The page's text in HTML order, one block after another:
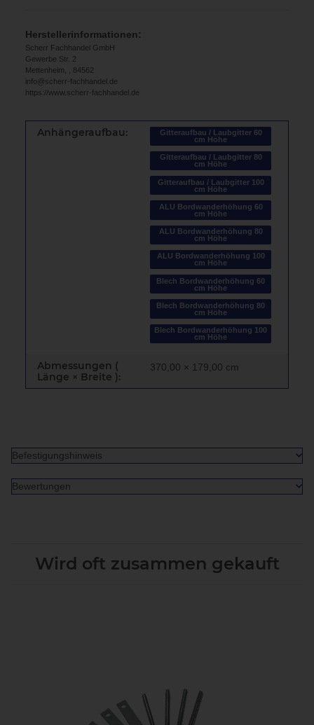
Herstellerinformationen:
Scherr Fachhandel GmbH
Gewerbe Str. 2
Mettenheim, , 84562
info@scherr-fachhandel.de
https://www.scherr-fachhandel.de
Anhängeraufbau:
Gitteraufbau / Laubgitter 60
cm Höhe
Gitteraufbau / Laubgitter 80
cm Höhe
Gitteraufbau / Laubgitter 100
cm Höhe
ALU Bordwanderhöhung 60
cm Höhe
ALU Bordwanderhöhung 80
cm Höhe
ALU Bordwanderhöhung 100
cm Höhe
Blech Bordwanderhöhung 60
cm Höhe
Blech Bordwanderhöhung 80
cm Höhe
Blech Bordwanderhöhung 100
cm Höhe
Abmessungen (
Länge × Breite ):
370,00 × 179,00 cm
Befestigungshinweis
Bewertungen
Wird oft zusammen gekauft